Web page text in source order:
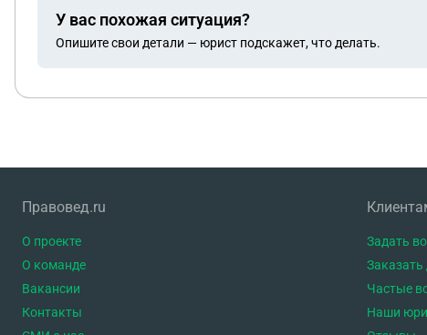
У вас похожая ситуация?
Опишите свои детали — юрист подскажет, что делать.
Правовед.ru
О проекте
О команде
Вакансии
Контакты
Задать
Заказать
Частые
Наши